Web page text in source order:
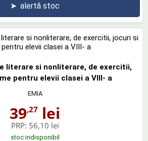
➤ alertă stoc
literare si nonliterare, de exercitii,
pentru elevii clasei a VIII- a
EMIA
39,27 lei
PRP: 56,10 lei
stoc indisponibil